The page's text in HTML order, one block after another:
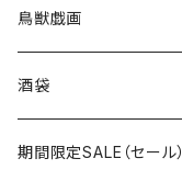
ROUTE100～199号線
ROUTE 0～99号線
ROUTE 100～199号線
キャップ
ROUTE 0～99号線
ROUTE 100～199号線
青森県
岩手県
宮城県
ステッカー
鳥獣戯画
酒袋
期間限定SALE（セール）